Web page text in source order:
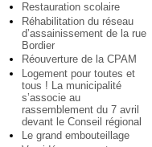
Restauration scolaire
Réhabilitation du réseau
d’assainissement de la rue
Bordier
Réouverture de la CPAM
Logement pour toutes et
tous ! La municipalité
s’associe au
rassemblement du 7 avril
devant le Conseil régional
Le grand embouteillage